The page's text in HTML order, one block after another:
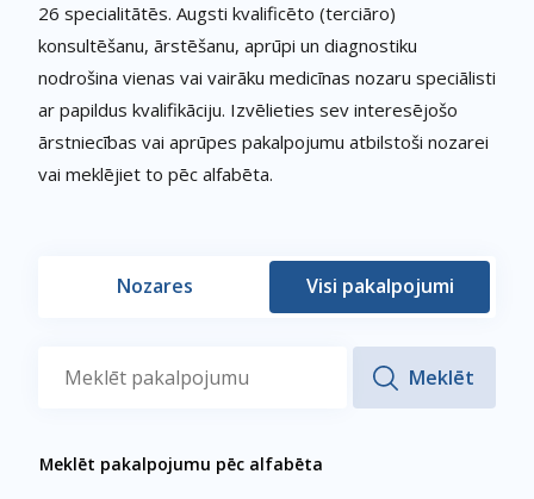
26 specialitātēs. Augsti kvalificēto (terciāro)
konsultēšanu, ārstēšanu, aprūpi un diagnostiku
nodrošina vienas vai vairāku medicīnas nozaru speciālisti
ar papildus kvalifikāciju. Izvēlieties sev interesējošo
ārstniecības vai aprūpes pakalpojumu atbilstoši nozarei
vai meklējiet to pēc alfabēta.
Nozares Visi pakalpojumi
Meklēt pakalpojumu pēc alfabēta